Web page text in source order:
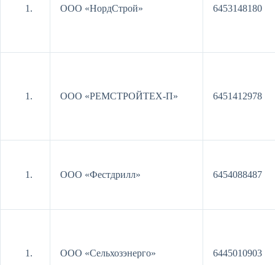
ООО «НордСтрой» 6453148180
ООО «РЕМСТРОЙТЕХ-П» 6451412978
ООО «Фестдрилл» 6454088487
ООО «Сельхозэнерго» 6445010903